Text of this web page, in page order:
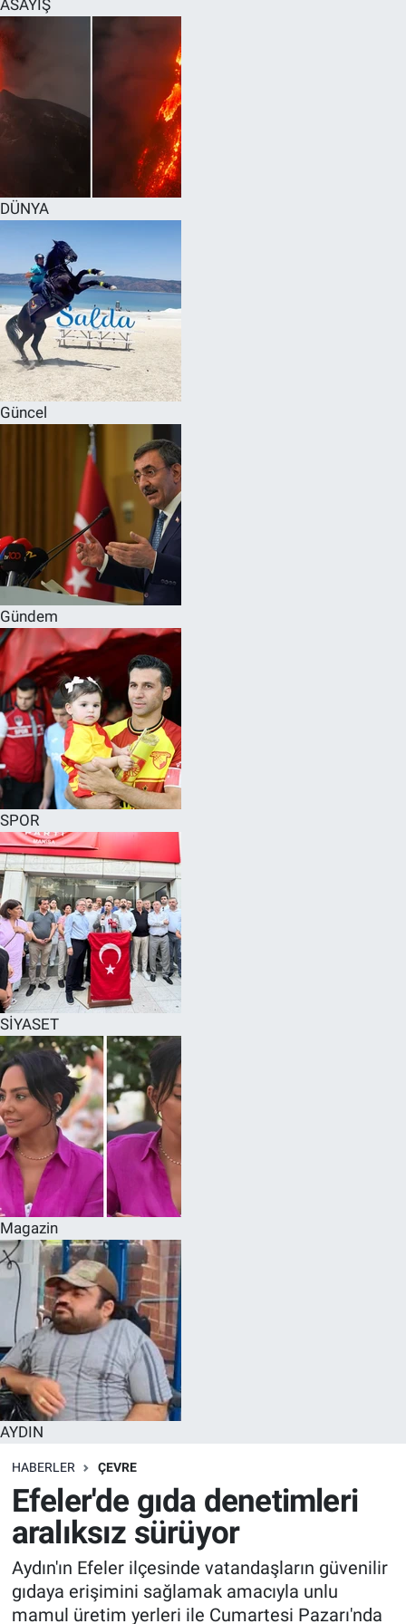
ASAYİŞ
DÜNYA
Güncel
Gündem
SPOR
SİYASET
Magazin
AYDIN
HABERLER ÇEVRE
Efeler'de gıda denetimleri
aralıksız sürüyor
Aydın'ın Efeler ilçesinde vatandaşların güvenilir
gıdaya erişimini sağlamak amacıyla unlu
mamul üretim yerleri ile Cumartesi Pazarı'nda